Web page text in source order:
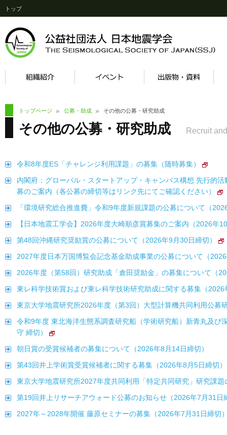
トップ
トップページ 公募・助成 その他の公募・研究助成
その他の公募・研究助成 Recruit
令和8年度ES「チャレンジ利用課題」の募集（随時募集）
内閣府：グローバル・スタートアップ・キャンパス構想 先行的
募のご案内（各公募の締切等はリンク先にてご確認ください）
「環境研究総合推進費」令和9年度新規課題の公募について（
【日本地震工学会】2026年度大崎順彦賞募集のご案内（2026年
第48回沖縄研究奨励賞の公募について（2026年9月30日締切）
2027年度日本万国博覧会記念基金助成事業の公募について（
2026年度（第58回）研究助成「倉田奨励金」の募集について（
東レ科学技術賞および東レ科学技術研究助成に関する募集（2026
東京大学地震研究所2026年度（第3回）大型計算機共同利用公募
令和9年度 東北海洋生態系調査研究船（学術研究船）新青丸及
守 締切）
朝日賞の受賞候補者の募集について（2026年8月14日締切）
第43回井上学術賞受賞候補者に関する募集（2026年8月5日締切）
東京大学地震研究所2027年度共同利用「特定共同研究」研究課
第19回井上リサーチアウォード公募のお知らせ（2026年7月31日
2027年～2028年開催 藤原セミナーの募集（2026年7月31日締切